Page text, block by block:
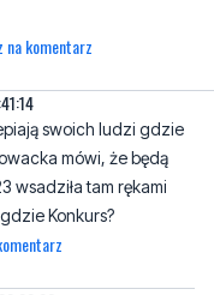
swoich ludzi gdzie
tam rękami
Konkurs?
kuratora do wyboru